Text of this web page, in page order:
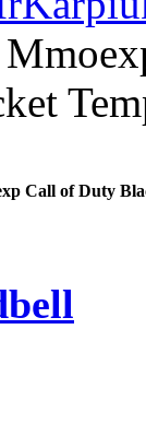
Call of Duty